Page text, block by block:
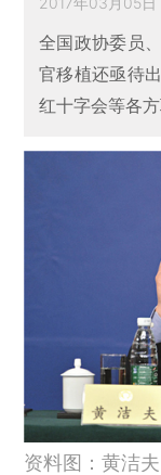
全国政协委员
官移植还亟待
红十字会等各
资料图：黄洁夫